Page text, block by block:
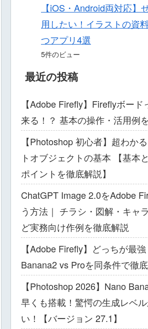
【iOS・Android両対応】
用したい！イラストの資
つアプリ4選
5件のビュー
最近の投稿
【Adobe Firefly】Fireflyボード
来る！？ 基本の操作・活用例
【Photoshop 初心者】超わか
トオブジェクトの基本 【基本
ポイントを徹底解説】
ChatGPT Image 2.0をAdobe
う方法｜ チラシ・図解・キャ
ど実務向け作例を徹底解説
【Adobe Firefly】どっちが最
Banana2 vs Proを同条件で徹底
【Photoshop 2026】Nano
早くも搭載！驚愕の生成レベ
い！【バージョン 27.1】